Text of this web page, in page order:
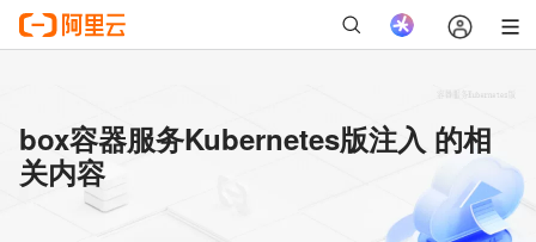
box容器服务Kubernetes版注入 的相
关内容